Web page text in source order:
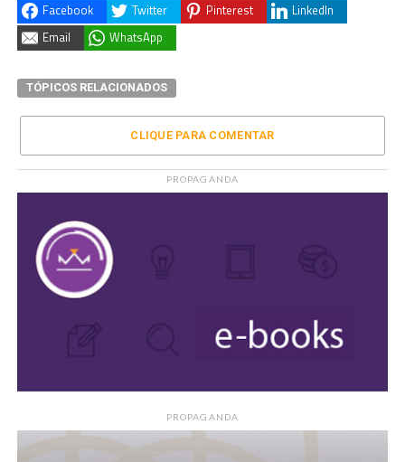
Facebook Twitter Pinterest
LinkedIn
Email
WhatsApp
TÓPICOS RELACIONADOS
CLIQUE PARA COMENTAR
PROPAGANDA
PROPAGANDA